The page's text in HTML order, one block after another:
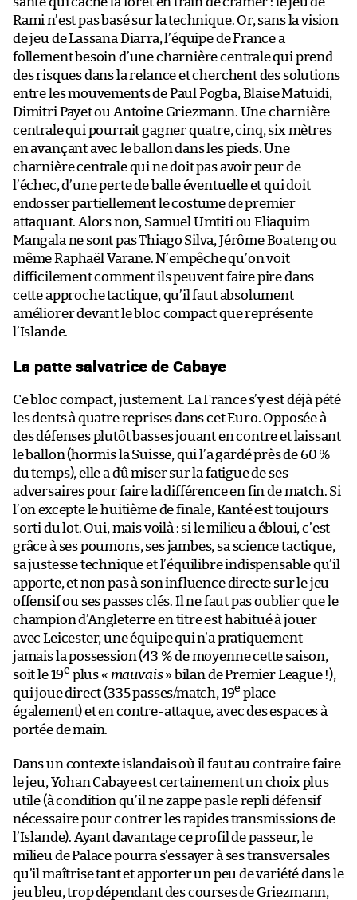
Rami n’est pas basé sur la technique. Or, sans la vision
de jeu de Lassana Diarra, l’équipe de France a
follement besoin d’une charnière centrale qui prend
des risques dans la relance et cherchent des solutions
entre les mouvements de Paul Pogba, Blaise Matuidi,
Dimitri Payet ou Antoine Griezmann. Une charnière
centrale qui pourrait gagner quatre, cinq, six mètres
en avançant avec le ballon dans les pieds. Une
charnière centrale qui ne doit pas avoir peur de
l’échec, d’une perte de balle éventuelle et qui doit
endosser partiellement le costume de premier
attaquant. Alors non, Samuel Umtiti ou Eliaquim
Mangala ne sont pas Thiago Silva, Jérôme Boateng ou
même Raphaël Varane. N’empêche qu’on voit
difficilement comment ils peuvent faire pire dans
cette approche tactique, qu’il faut absolument
améliorer devant le bloc compact que représente
l’Islande.
La patte salvatrice de Cabaye
Ce bloc compact, justement. La France s’y est déjà pété
les dents à quatre reprises dans cet Euro. Opposée à
des défenses plutôt basses jouant en contre et laissant
le ballon (hormis la Suisse, qui l’a gardé près de 60 %
du temps), elle a dû miser sur la fatigue de ses
adversaires pour faire la différence en fin de match. Si
l’on excepte le huitième de finale, Kanté est toujours
sorti du lot. Oui, mais voilà : si le milieu a ébloui, c’est
grâce à ses poumons, ses jambes, sa science tactique,
sa justesse technique et l’équilibre indispensable qu’il
apporte, et non pas à son influence directe sur le jeu
offensif ou ses passes clés. Il ne faut pas oublier que le
champion d’Angleterre en titre est habitué à jouer
avec Leicester, une équipe qui n’a pratiquement
jamais la possession (43 % de moyenne cette saison,
soit le 19e plus « mauvais» bilan de Premier League !),
qui joue direct (335 passes/match, 19e place
également) et en contre-attaque, avec des espaces à
portée de main.
Dans un contexte islandais où il faut au contraire faire
le jeu, Yohan Cabaye est certainement un choix plus
utile (à condition qu’il ne zappe pas le repli défensif
nécessaire pour contrer les rapides transmissions de
l’Islande). Ayant davantage ce profil de passeur, le
milieu de Palace pourra s’essayer à ses transversales
qu’il maîtrise tant et apporter un peu de variété dans le
jeu bleu, trop dépendant des courses de Griezmann,